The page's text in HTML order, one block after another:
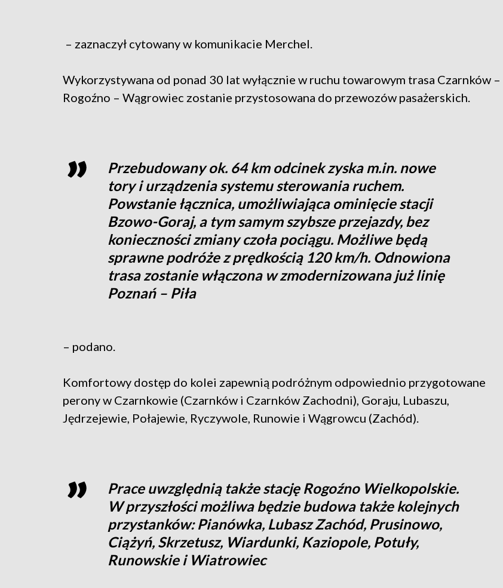
– zaznaczył cytowany w komunikacie Merchel.
Wykorzystywana od ponad 30 lat wyłącznie w ruchu towarowym trasa Czarnków –
Rogoźno – Wągrowiec zostanie przystosowana do przewozów pasażerskich.
Przebudowany ok. 64 km odcinek zyska m.in. nowe
tory i urządzenia systemu sterowania ruchem.
Powstanie łącznica, umożliwiająca ominięcie stacji
Bzowo-Goraj, a tym samym szybsze przejazdy, bez
konieczności zmiany czoła pociągu. Możliwe będą
sprawne podróże z prędkością 120 km/h. Odnowiona
trasa zostanie włączona w zmodernizowana już linię
Poznań – Piła
– podano.
Komfortowy dostęp do kolei zapewnią podróżnym odpowiednio przygotowane
perony w Czarnkowie (Czarnków i Czarnków Zachodni), Goraju, Lubaszu,
Jędrzejewie, Połajewie, Ryczywole, Runowie i Wągrowcu (Zachód).
Prace uwzględnią także stację Rogoźno Wielkopolskie.
W przyszłości możliwa będzie budowa także kolejnych
przystanków: Pianówka, Lubasz Zachód, Prusinowo,
Ciążyń, Skrzetusz, Wiardunki, Kaziopole, Potuły,
Runowskie i Wiatrowiec